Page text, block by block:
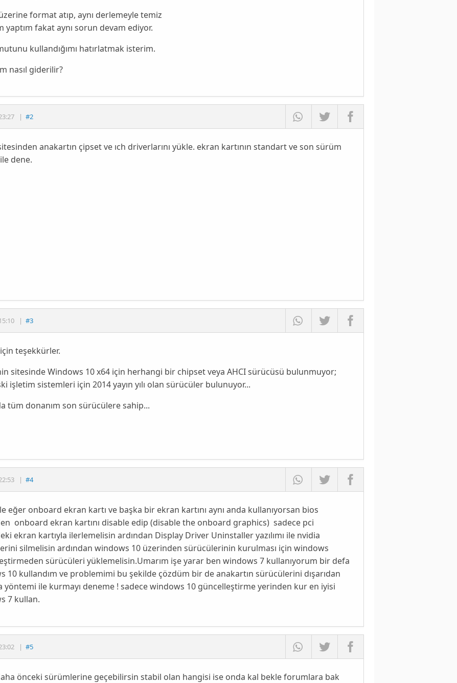
format atıp, aynı derlemeyle temiz
yaptım fakat aynı sorun devam ediyor.
kullandığımı hatırlatmak isterim.
nasıl giderilir?
| #2
anakartın çipset ve ıch driverlarını yükle. ekran kartının standart ve son sürüm
dene.
| #3
için teşekkürler.
sitesinde Windows 10 x64 için herhangi bir chipset veya AHCI sürücüsü bulunmuyor;
işletim sistemleri için 2014 yayın yılı olan sürücüler bulunuyor...
tüm donanım son sürücülere sahip...
| #4
eğer onboard ekran kartı ve başka bir ekran kartını aynı anda kullanıyorsan bios
onboard ekran kartını disable edip (disable the onboard graphics) sadece pci
ekran kartıyla ilerlemelisin ardından Display Driver Uninstaller yazılımı ile nvidia
silmelisin ardından windows 10 üzerinden sürücülerinin kurulması için windows
sürücüleri yüklemelisin.Umarım işe yarar ben windows 7 kullanıyorum bir defa
10 kullandım ve problemimi bu şekilde çözdüm bir de anakartın sürücülerini dışarıdan
yöntemi ile kurmayı deneme ! sadece windows 10 güncelleştirme yerinden kur en iyisi
7 kullan.
| #5
önceki sürümlerine geçebilirsin stabil olan hangisi ise onda kal bekle forumlara bak